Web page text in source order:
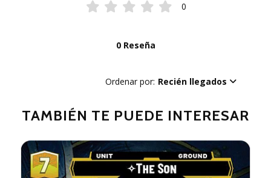
0
0 Reseña
Ordenar por: Recién llegados
TAMBIÉN TE PUEDE INTERESAR